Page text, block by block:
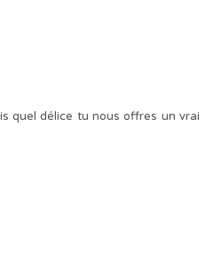
quel délice tu nous offres un vrai